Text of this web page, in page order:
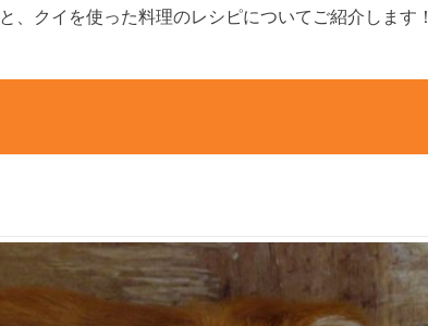
と、クイを使った料理のレシピについてご紹介します！